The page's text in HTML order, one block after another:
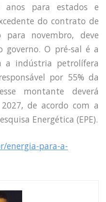
anos para estados e
do contrato de
para novembro, deve
governo. O pré-sal é a
a indústria petrolífera
por 55% da
montante deverá
de acordo com a
Energética (EPE).
energia-para-a-